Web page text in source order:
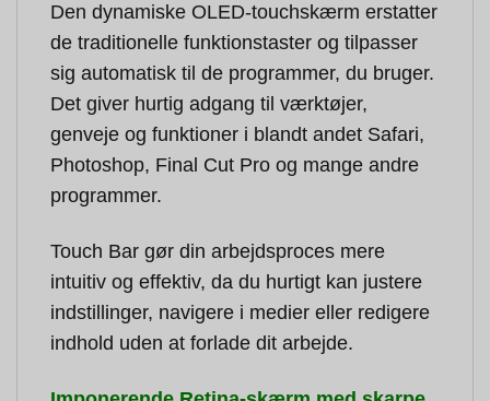
Den dynamiske OLED-touchskærm erstatter
de traditionelle funktionstaster og tilpasser
sig automatisk til de programmer, du bruger.
Det giver hurtig adgang til værktøjer,
genveje og funktioner i blandt andet Safari,
Photoshop, Final Cut Pro og mange andre
programmer.
Touch Bar gør din arbejdsproces mere
intuitiv og effektiv, da du hurtigt kan justere
indstillinger, navigere i medier eller redigere
indhold uden at forlade dit arbejde.